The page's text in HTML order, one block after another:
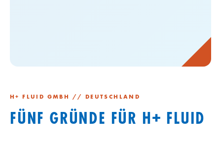
H+ FLUID GMBH // DEUTSCHLAND
FÜNF GRÜNDE FÜR H+ FLUID